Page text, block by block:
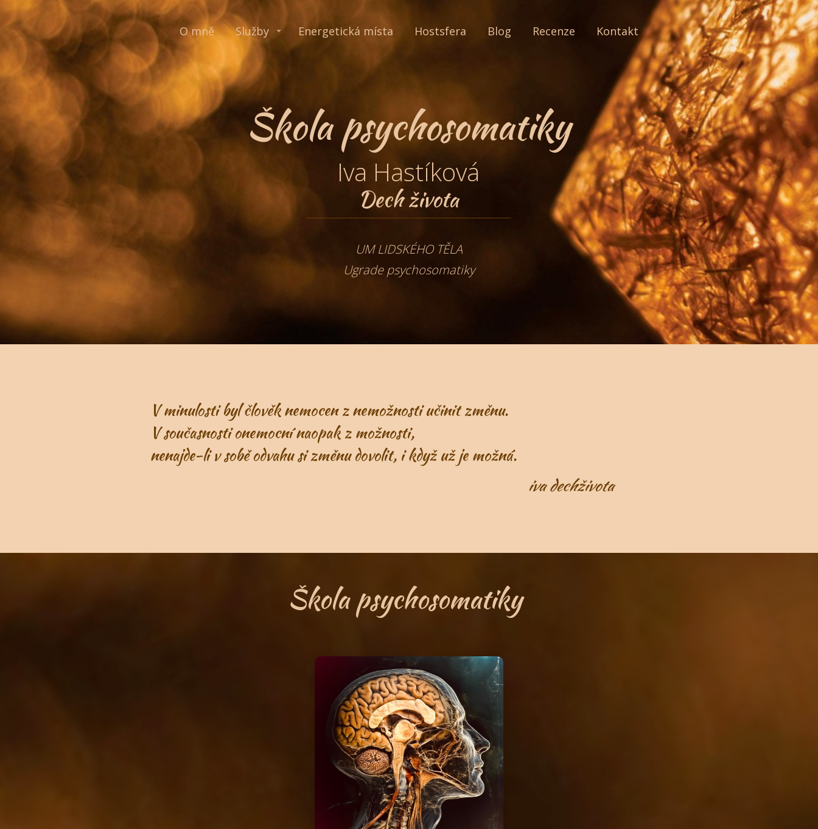
O mně Služby Energetická místa Hostsfera Blog Recenze Kontakt
Škola psychosomatiky
Iva Hastíková
Dech života
UM LIDSKÉHO TĚLA
Ugrade psychosomatiky
V minulosti byl člověk nemocen z nemožnosti učinit změnu.
V současnosti onemocní naopak z možnosti,
nenajde-li v sobě odvahu si změnu dovolit, i když už je možná.
iva dechživota
Škola psychosomatiky